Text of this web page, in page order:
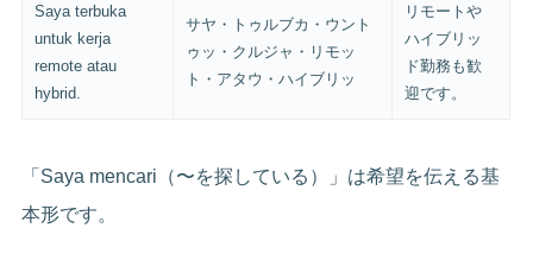
Saya terbuka
untuk kerja
remote atau
hybrid.
サヤ・トゥルブカ・ウント
ゥッ・クルジャ・リモッ
ト・アタウ・ハイブリッ
リモートや
ハイブリッ
ド勤務も歓
迎です。
「Saya mencari（〜を探している）」は希望を伝える基
本形です。